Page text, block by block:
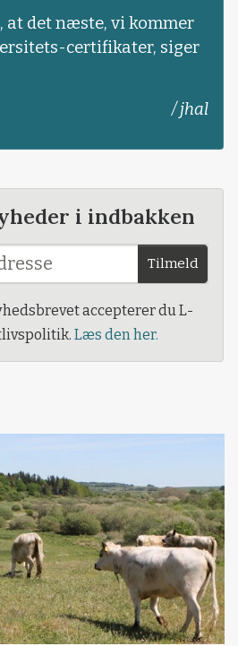
at det næste, vi kommer
certifikater, siger
/ jhal
i indbakken
Tilmeld
accepterer du L-
Læs den her.